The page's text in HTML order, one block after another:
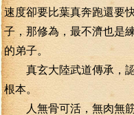
速度卻要比葉真奔跑還要
子，那修為，最不濟也是
的弟子。
真玄大陸武道傳承，認
根本。
人無骨可活，無肉無筋